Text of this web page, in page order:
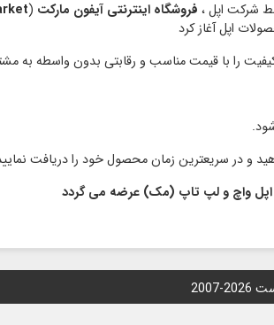
فروشگاه اینترنتی آیفون مارکت (
اپل آغاز کرد
، اپل واچ و لپ تاپ (مک) عرضه می گردد